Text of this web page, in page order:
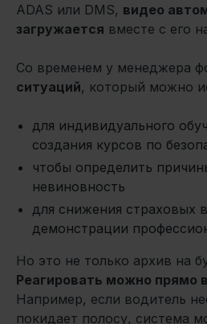
ADAS или DMS, видео
загружается вместе с его
Со временем у менеджера
ситуаций, который можно
для индивидуального
создания курсов по
чтобы определить
невиновность
для снижения страховых
демонстрации
Но это не только архив на
Реагировать можно прямо
Например, если водитель
покидает полосу, система